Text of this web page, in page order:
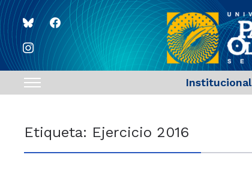
blueskyfacebook
instagram
Toggle
navigation
Institucional
Etiqueta: Ejercicio 2016